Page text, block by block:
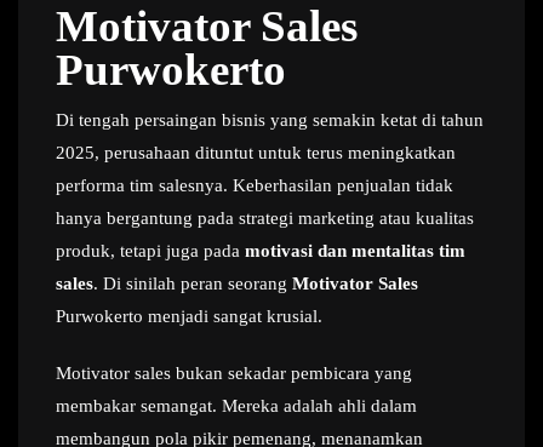
Motivator Sales
Purwokerto
Di tengah persaingan bisnis yang semakin ketat di tahun
2025, perusahaan dituntut untuk terus meningkatkan
performa tim salesnya. Keberhasilan penjualan tidak
hanya bergantung pada strategi marketing atau kualitas
produk, tetapi juga pada motivasi dan mentalitas tim
sales. Di sinilah peran seorang Motivator Sales
Purwokerto menjadi sangat krusial.
Motivator sales bukan sekadar pembicara yang
membakar semangat. Mereka adalah ahli dalam
membangun pola pikir pemenang, menanamkan